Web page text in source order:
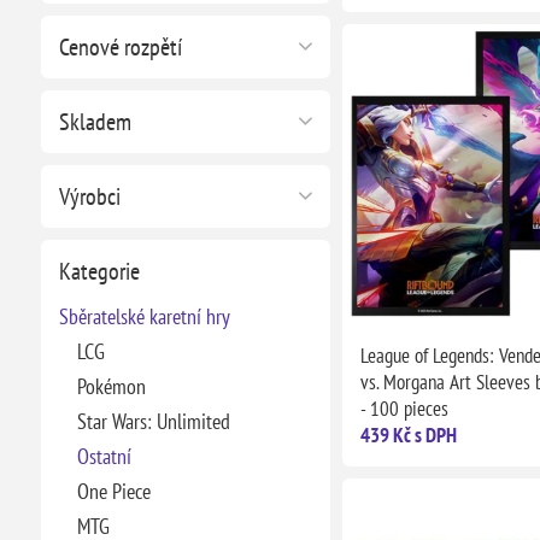
Cenové rozpětí
Skladem
Výrobci
Kategorie
Sběratelské karetní hry
LCG
Pokémon
Star Wars: Unlimited
Ostatní
One Piece
MTG
League of Legends:
vs. Morgana Art Sleeves
- 100 pieces
439 Kč s DPH